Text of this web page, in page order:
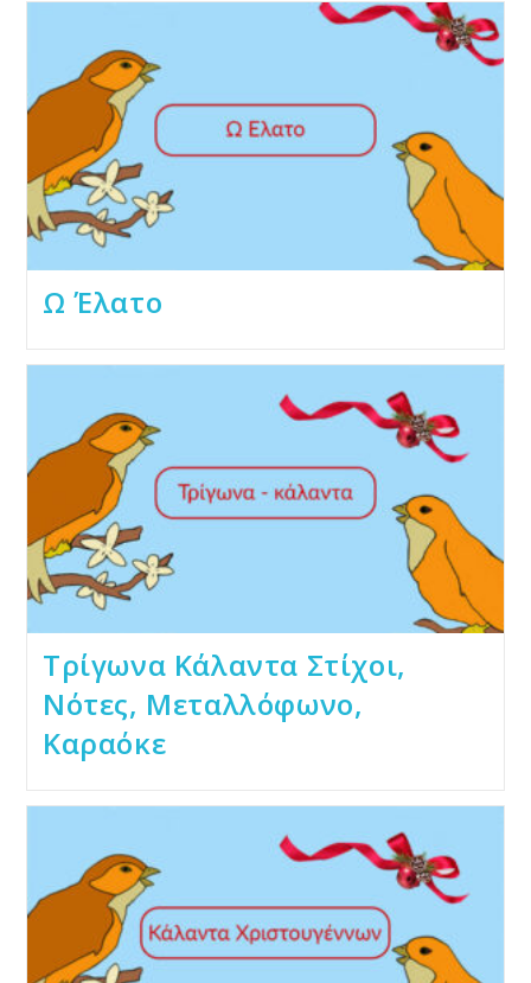
Ω Έλατο
Τρίγωνα Kάλαντα Στίχοι,
Νότες, Μεταλλόφωνο,
Καραόκε